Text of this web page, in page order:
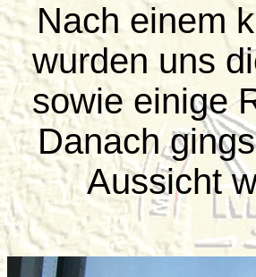
Nach einem
wurden uns
sowie einige
Danach
Aussicht